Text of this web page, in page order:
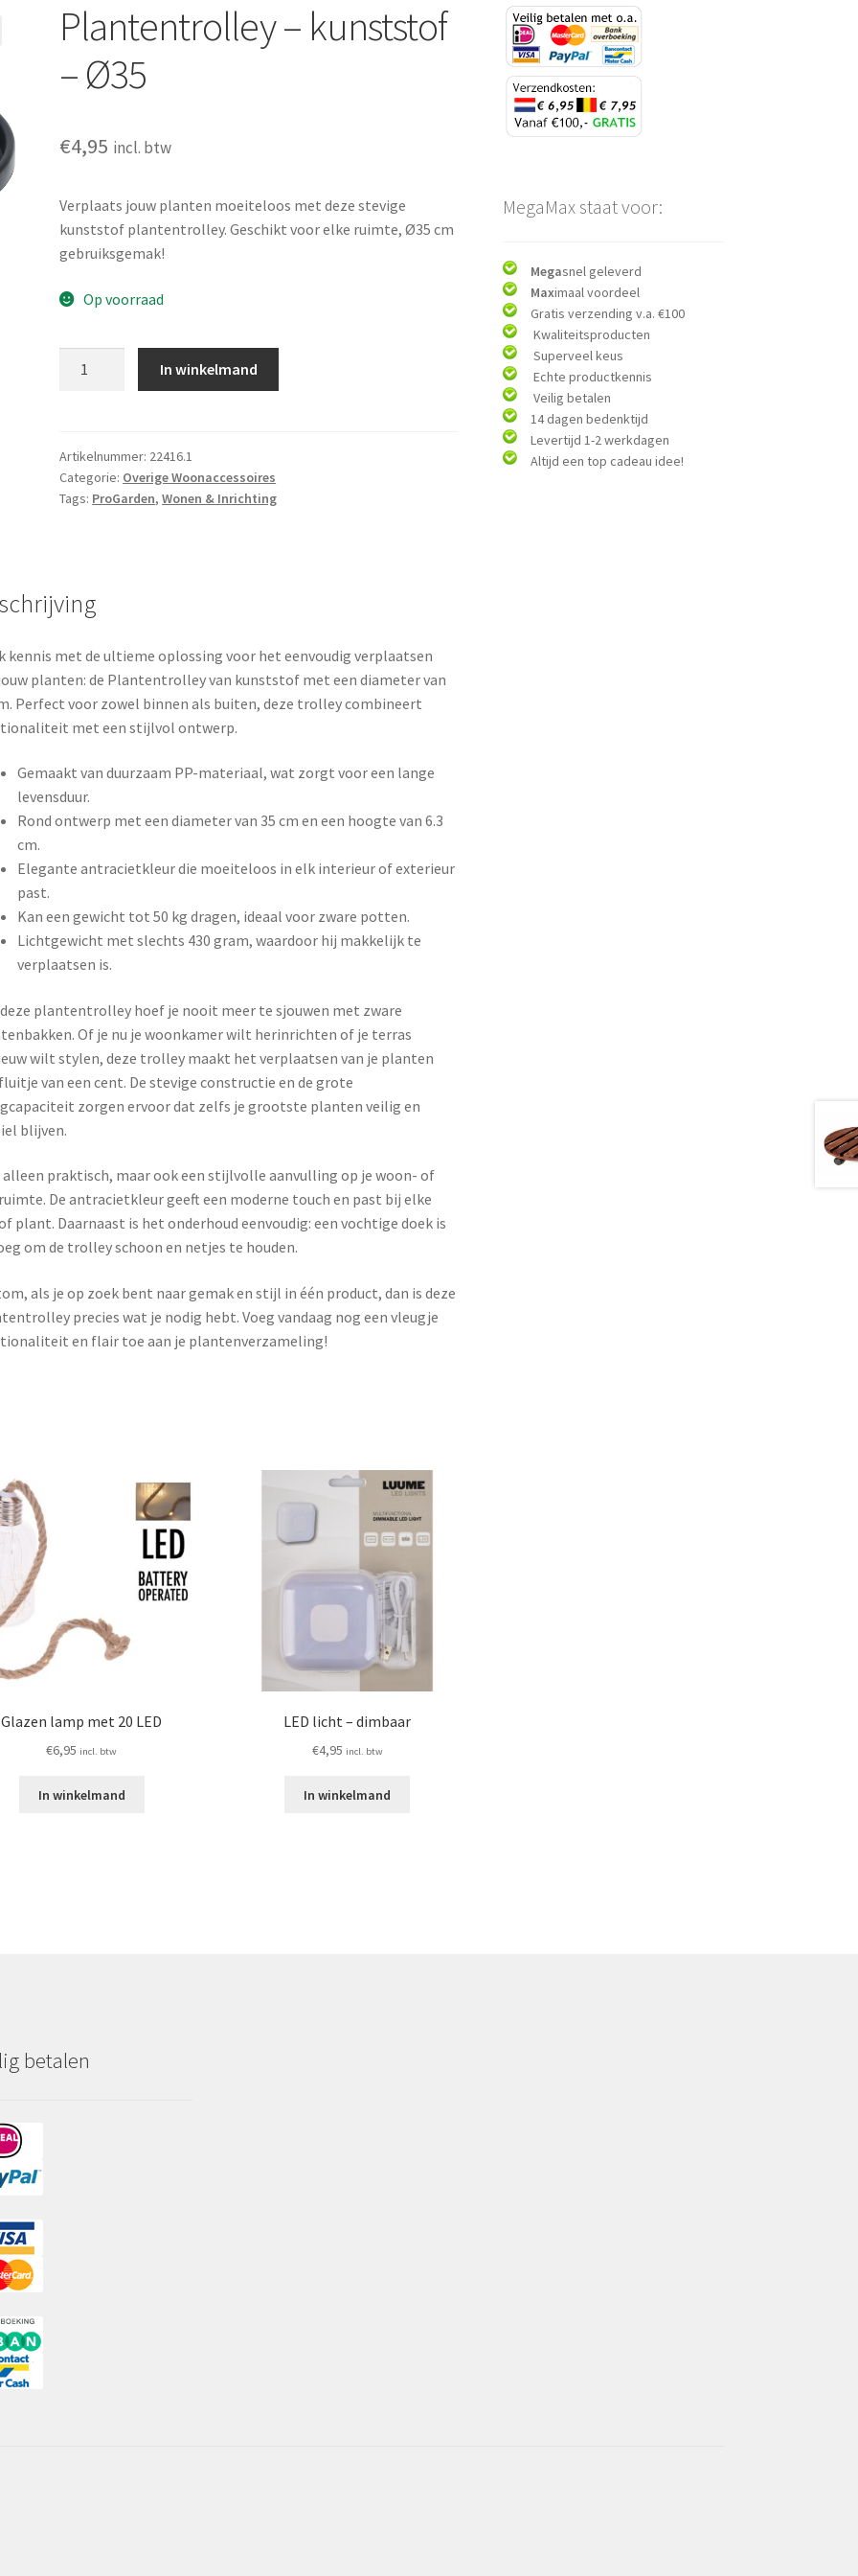
Plantentrolley – kunststof
– Ø35
€4,95 incl. btw
Verplaats jouw planten moeiteloos met deze stevige
kunststof plantentrolley. Geschikt voor elke ruimte, Ø35 cm
gebruiksgemak!
Op voorraad
Ø35
aantal
In winkelmand
Artikelnummer: 22416.1
Categorie: Overige Woonaccessoires
Tags: ProGarden,Wonen & Inrichting
kennis met de ultieme oplossing voor het eenvoudig verplaatsen
planten: de Plantentrolley van kunststof met een diameter van
Perfect voor zowel binnen als buiten, deze trolley combineert
met een stijlvol ontwerp.
Gemaakt van duurzaam PP-materiaal, wat zorgt voor een lange
levensduur.
Rond ontwerp met een diameter van 35 cm en een hoogte van 6.3
cm.
Elegante antracietkleur die moeiteloos in elk interieur of exterieur
past.
Kan een gewicht tot 50 kg dragen, ideaal voor zware potten.
Lichtgewicht met slechts 430 gram, waardoor hij makkelijk te
verplaatsen is.
plantentrolley hoef je nooit meer te sjouwen met zware
Of je nu je woonkamer wilt herinrichten of je terras
wilt stylen, deze trolley maakt het verplaatsen van je planten
van een cent. De stevige constructie en de grote
zorgen ervoor dat zelfs je grootste planten veilig en
blijven.
praktisch, maar ook een stijlvolle aanvulling op je woon- of
De antracietkleur geeft een moderne touch en past bij elke
plant. Daarnaast is het onderhoud eenvoudig: een vochtige doek is
om de trolley schoon en netjes te houden.
als je op zoek bent naar gemak en stijl in één product, dan is deze
precies wat je nodig hebt. Voeg vandaag nog een vleugje
en flair toe aan je plantenverzameling!
Glazen lamp met 20 LED
€6,95 incl. btw
In winkelmand
LED licht – dimbaar
€4,95 incl. btw
In winkelmand
MegaMax staat voor:
Megasnel geleverd
Maximaal voordeel
Gratis verzending v.a. €100
Kwaliteitsproducten
Superveel keus
Echte productkennis
Veilig betalen
14 dagen bedenktijd
Levertijd 1-2 werkdagen
Altijd een top cadeau idee!
betalen